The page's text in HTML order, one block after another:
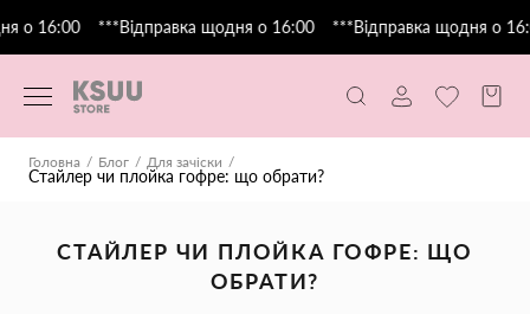
о 16:00 ***Відправка щодня о 16:00 ***Відправка щодня о
Головна Блог Для зачіски
Стайлер чи плойка гофре: що обрати?
СТАЙЛЕР ЧИ ПЛОЙКА ГОФРЕ: ЩО
ОБРАТИ?